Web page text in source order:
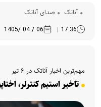
آناتک صدای آناتک
17:36
06 / 04 /1405
مهم‌ترین اخبار آناتک در ۶ تیر
تاخیر استیم کنترلر،